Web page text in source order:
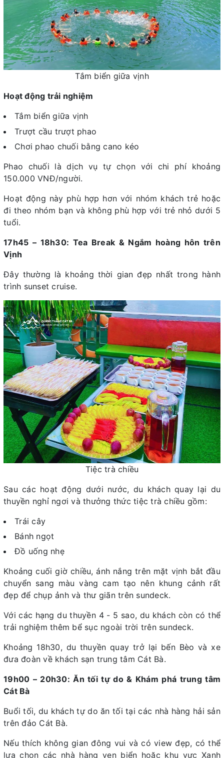
Tắm biển giữa vịnh
Hoạt động trải nghiệm
Tắm biển giữa vịnh
Trượt cầu trượt phao
Chơi phao chuối bằng cano kéo
Phao chuối là dịch vụ tự chọn với chi phí khoảng
150.000 VNĐ/người.
Hoạt động này phù hợp hơn với nhóm khách trẻ hoặc
đi theo nhóm bạn và không phù hợp với trẻ nhỏ dưới 5
tuổi.
17h45 – 18h30: Tea Break & Ngắm hoàng hôn trên
Vịnh
Đây thường là khoảng thời gian đẹp nhất trong hành
trình sunset cruise.
Tiệc trà chiều
Sau các hoạt động dưới nước, du khách quay lại du
thuyền nghỉ ngơi và thưởng thức tiệc trà chiều gồm:
Trái cây
Bánh ngọt
Đồ uống nhẹ
Khoảng cuối giờ chiều, ánh nắng trên mặt vịnh bắt đầu
chuyển sang màu vàng cam tạo nên khung cảnh rất
đẹp để chụp ảnh và thư giãn trên sundeck.
Với các hạng du thuyền 4 - 5 sao, du khách còn có thể
trải nghiệm thêm bể sục ngoài trời trên sundeck.
Khoảng 18h30, du thuyền quay trở lại bến Bèo và xe
đưa đoàn về khách sạn trung tâm Cát Bà.
19h00 – 20h30: Ăn tối tự do & Khám phá trung tâm
Cát Bà
Buổi tối, du khách tự do ăn tối tại các nhà hàng hải sản
trên đảo Cát Bà.
Nếu thích không gian đông vui và có view đẹp, có thể
lựa chọn các nhà hàng ven biển hoặc khu vực Xanh